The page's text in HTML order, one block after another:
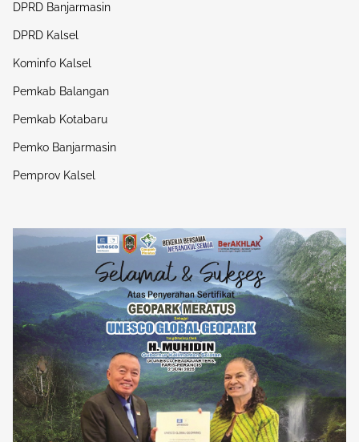
DPRD Banjarmasin
DPRD Kalsel
Kominfo Kalsel
Pemkab Balangan
Pemkab Kotabaru
Pemko Banjarmasin
Pemprov Kalsel